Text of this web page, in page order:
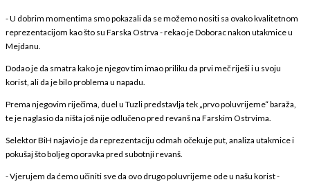
- U dobrim momentima smo pokazali da se možemo nositi sa ovako kvalitetnom
reprezentacijom kao što su Farska Ostrva - rekao je Doborac nakon utakmice u
Mejdanu.
Dodao je da smatra kako je njegov tim imao priliku da prvi meč riješi i u svoju
korist, ali da je bilo problema u napadu.
Prema njegovim riječima, duel u Tuzli predstavlja tek „prvo poluvrijeme“ baraža,
te je naglasio da ništa još nije odlučeno pred revanš na Farskim Ostrvima.
Selektor BiH najavio je da reprezentaciju odmah očekuje put, analiza utakmice i
pokušaj što boljeg oporavka pred subotnji revanš.
- Vjerujem da ćemo učiniti sve da ovo drugo poluvrijeme ode u našu korist -